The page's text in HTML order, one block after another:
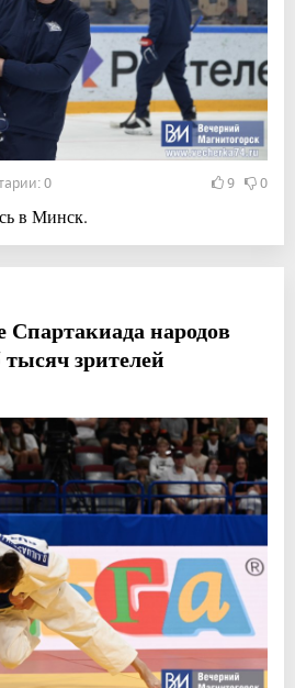
0 9 0
в Минск.
Спартакиада народов
зрителей